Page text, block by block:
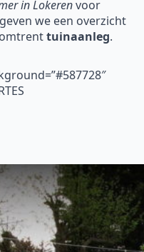
in Lokerenvoor
we een overzicht
tuinaanleg.